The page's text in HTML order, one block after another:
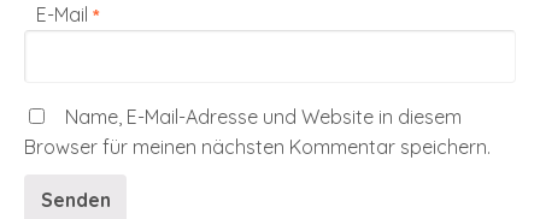
E-Mail *
Name, E-Mail-Adresse und Website in diesem
Browser für meinen nächsten Kommentar speichern.